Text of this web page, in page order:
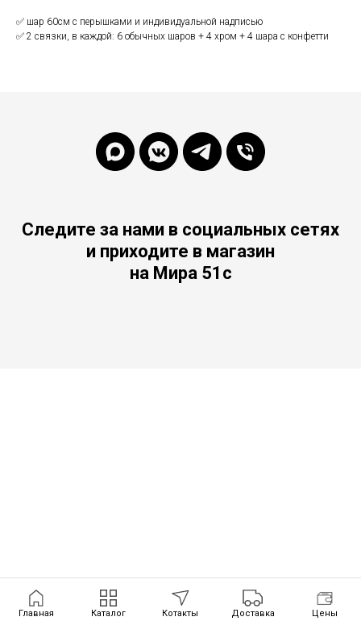
Главная Каталог Котакты Доставка Цены
✅ шар 60см с перышками и индивидуальной надписью
✅ 2 связки, в каждой: 6 обычных шаров + 4 хром + 4 шара с конфетти
Следите за нами в социальных сетях
и приходите в магазин
на Мира 51с